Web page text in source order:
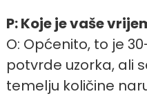
P: Koje je vaše
O: Općenito, to je
potvrde uzorka, ali
temelju količine